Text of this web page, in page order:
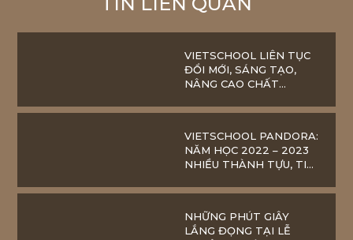
VIETSCHOOL LIÊN TỤC
ĐỔI MỚI, SÁNG TẠO,
NÂNG CAO CHẤT
CHUẨN BỊ CHO NĂM
VIETSCHOOL PANDORA:
NĂM HỌC 2022 – 2023
NHIỀU THÀNH TỰU, TIN
NHỮNG PHÚT GIÂY
LẮNG ĐỌNG TẠI LỄ